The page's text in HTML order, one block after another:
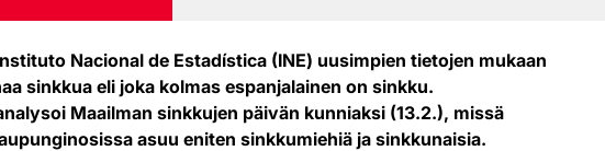
Nacional de Estadística (INE) uusimpien tietojen mukaan
sinkkua eli joka kolmas espanjalainen on sinkku.
Maailman sinkkujen päivän kunniaksi (13.2.), missä
asuu eniten sinkkumiehiä ja sinkkunaisia.